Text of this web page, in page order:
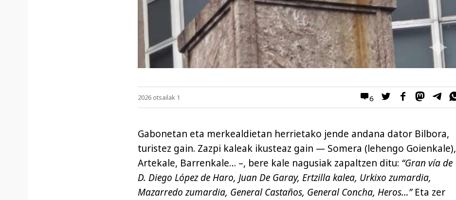
6
2026 otsailak 1
Gabonetan eta merkealdietan herrietako jende andana dator Bilbora,
turistez gain. Zazpi kaleak ikusteaz gain — Somera (lehengo Goienkale),
Artekale, Barrenkale… –, bere kale nagusiak zapaltzen ditu: “Gran vía de
D. Diego López de Haro, Juan De Garay, Ertzilla kalea, Urkixo zumardia,
Mazarredo zumardia, General Castaños, General Concha, Heros…”Eta zer